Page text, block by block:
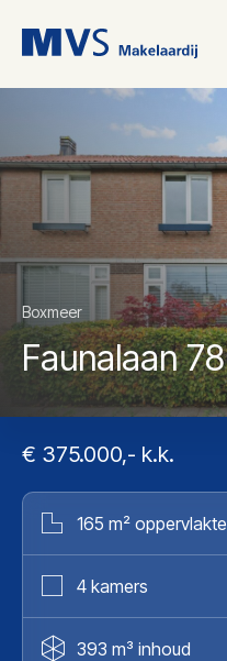
Boxmeer
Faunalaan 78
€ 375.000,- k.k.
165 m² oppervlakte
4 kamers
393 m³ inhoud